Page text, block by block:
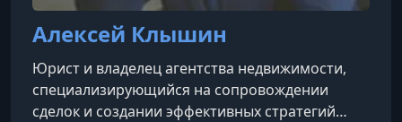
Алексей Клышин
Юрист и владелец агентства недвижимости,
специализирующийся на сопровождении
сделок и создании эффективных стратегий